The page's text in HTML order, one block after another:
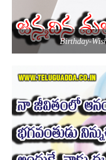
Birthday-